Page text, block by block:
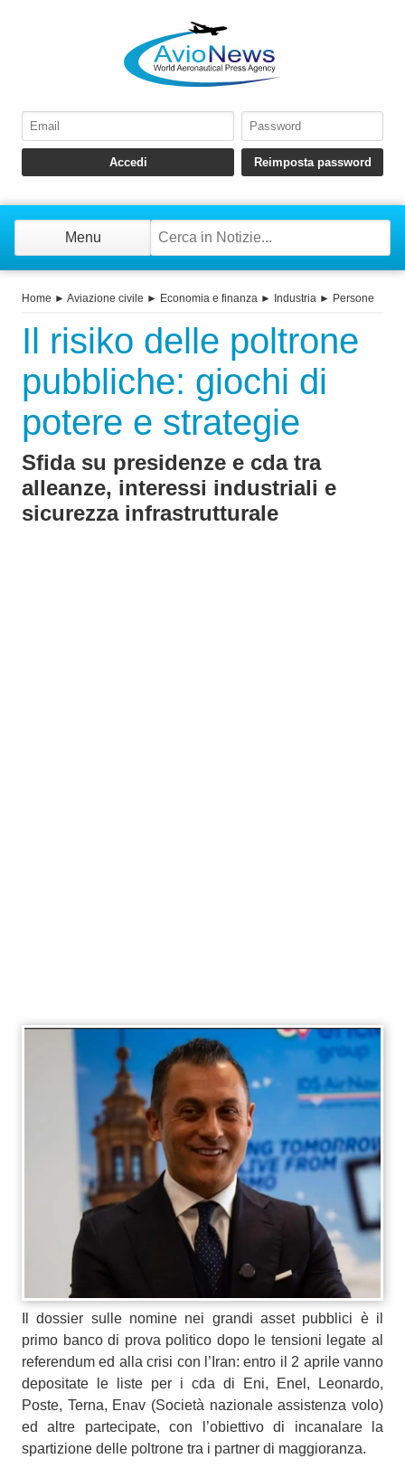
Menu
Home ► Aviazione civile ► Economia e finanza ► Industria ► Persone
Il risiko delle poltrone
pubbliche: giochi di
potere e strategie
Sfida su presidenze e cda tra
alleanze, interessi industriali e
sicurezza infrastrutturale
Il dossier sulle nomine nei grandi asset pubblici è il
primo banco di prova politico dopo le tensioni legate al
referendum ed alla crisi con l’Iran: entro il 2 aprile vanno
depositate le liste per i cda di Eni, Enel, Leonardo,
Poste, Terna, Enav (Società nazionale assistenza volo)
ed altre partecipate, con l’obiettivo di incanalare la
spartizione delle poltrone tra i partner di maggioranza.